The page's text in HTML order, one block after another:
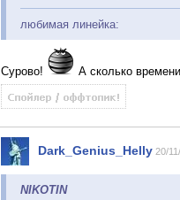
любимая линейка:
Сурово! А сколько
Dark_Genius_Helly 20/
NIKOTIN